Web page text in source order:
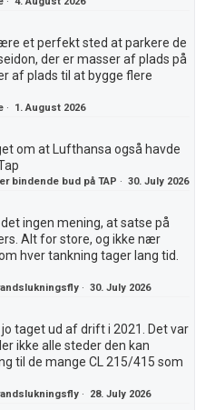
et perfekt sted at parkere de
der er masser af plads på
af plads til at bygge flere
· 1. August 2026
om at Lufthansa også havde
bindende bud på TAP ·30. July 2026
det ingen mening, at satse på
Alt for store, og ikke nær
hver tankning tager lang tid.
·30. July 2026
jo taget ud af drift i 2021. Det var
ikke alle steder den kan
til de mange CL 215/415 som
· 28. July 2026